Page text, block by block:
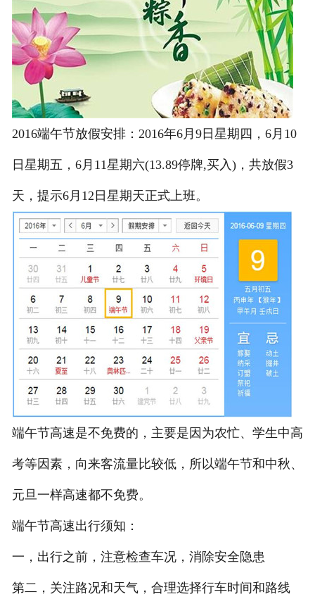
2016端午节放假安排：2016年6月9日星期四，6月10
日星期五，6月11星期六(13.89停牌,买入)，共放假3
天，提示6月12日星期天正式上班。
端午节高速是不免费的，主要是因为农忙、学生中高
考等因素，向来客流量比较低，所以端午节和中秋、
元旦一样高速都不免费。
端午节高速出行须知：
一，出行之前，注意检查车况，消除安全隐患
第二，关注路况和天气，合理选择行车时间和路线